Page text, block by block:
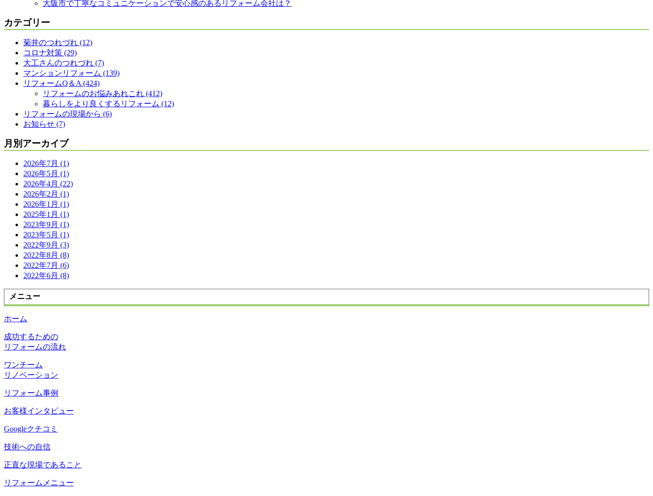
大阪市で丁寧なコミュニケーションで安心感のあるリフォーム会社は？
カテゴリー
菊井のつれづれ (12)
コロナ対策 (29)
大工さんのつれづれ (7)
マンションリフォーム (139)
リフォームQ＆A (424)
リフォームのお悩みあれこれ (412)
暮らしをより良くするリフォーム (12)
リフォームの現場から (6)
お知らせ (7)
月別アーカイブ
2026年7月 (1)
2026年5月 (1)
2026年4月 (22)
2026年2月 (1)
2026年1月 (1)
2025年1月 (1)
2023年9月 (1)
2023年5月 (1)
2022年9月 (3)
2022年8月 (8)
2022年7月 (6)
2022年6月 (8)
メニュー
ホーム
成功するための
リフォームの流れ
ワンチーム
リノベーション
リフォーム事例
お客様インタビュー
Googleクチコミ
技術への自信
正直な現場であること
リフォームメニュー